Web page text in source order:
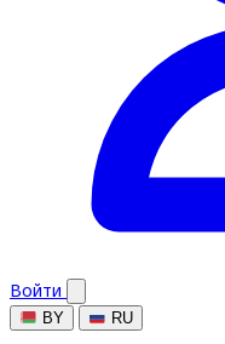
Войти
BY RU